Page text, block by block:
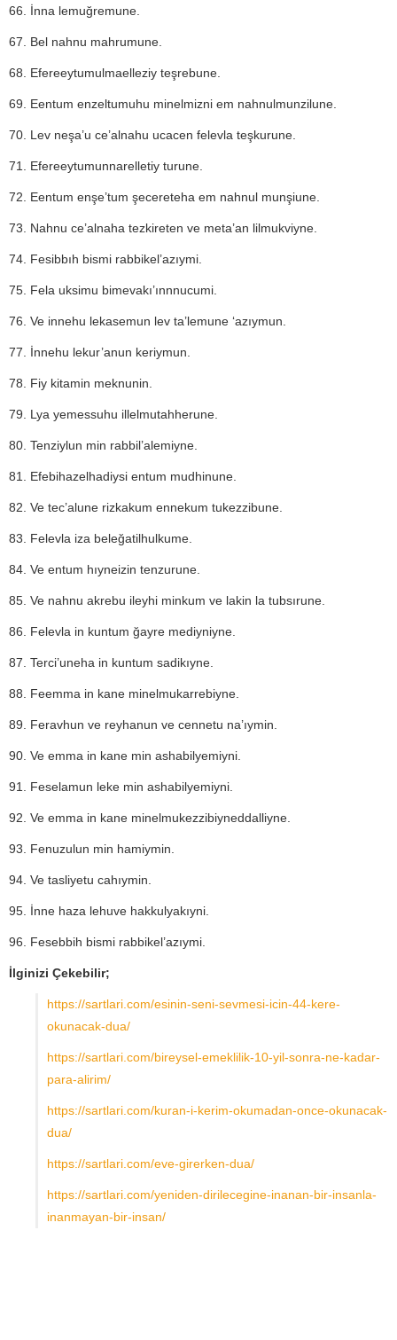
66. İnna lemuğremune.
67. Bel nahnu mahrumune.
68. Efereeytumulmaelleziy teşrebune.
69. Eentum enzeltumuhu minelmizni em nahnulmunzilune.
70. Lev neşa’u ce’alnahu ucacen felevla teşkurune.
71. Efereeytumunnarelletiy turune.
72. Eentum enşe’tum şecereteha em nahnul munşiune.
73. Nahnu ce’alnaha tezkireten ve meta’an lilmukviyne.
74. Fesibbıh bismi rabbikel’azıymi.
75. Fela uksimu bimevakı’ınnnucumi.
76. Ve innehu lekasemun lev ta’lemune ‘azıymun.
77. İnnehu lekur’anun keriymun.
78. Fiy kitamin meknunin.
79. Lya yemessuhu illelmutahherune.
80. Tenziylun min rabbil’alemiyne.
81. Efebihazelhadiysi entum mudhinune.
82. Ve tec’alune rizkakum ennekum tukezzibune.
83. Felevla iza beleğatilhulkume.
84. Ve entum hıyneizin tenzurune.
85. Ve nahnu akrebu ileyhi minkum ve lakin la tubsırune.
86. Felevla in kuntum ğayre mediyniyne.
87. Terci’uneha in kuntum sadikıyne.
88. Feemma in kane minelmukarrebiyne.
89. Feravhun ve reyhanun ve cennetu na’ıymin.
90. Ve emma in kane min ashabilyemiyni.
91. Feselamun leke min ashabilyemiyni.
92. Ve emma in kane minelmukezzibiyneddalliyne.
93. Fenuzulun min hamiymin.
94. Ve tasliyetu cahıymin.
95. İnne haza lehuve hakkulyakıyni.
96. Fesebbih bismi rabbikel’azıymi.
İlginizi Çekebilir;
https://sartlari.com/esinin-seni-sevmesi-icin-44-kere-
okunacak-dua/
https://sartlari.com/bireysel-emeklilik-10-yil-sonra-ne-kadar-
para-alirim/
https://sartlari.com/kuran-i-kerim-okumadan-once-okunacak-
dua/
https://sartlari.com/eve-girerken-dua/
https://sartlari.com/yeniden-dirilecegine-inanan-bir-insanla-
inanmayan-bir-insan/